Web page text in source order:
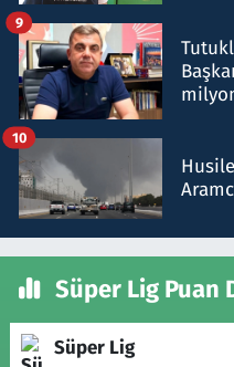
9
10
Süper Lig Puan
Süper Lig